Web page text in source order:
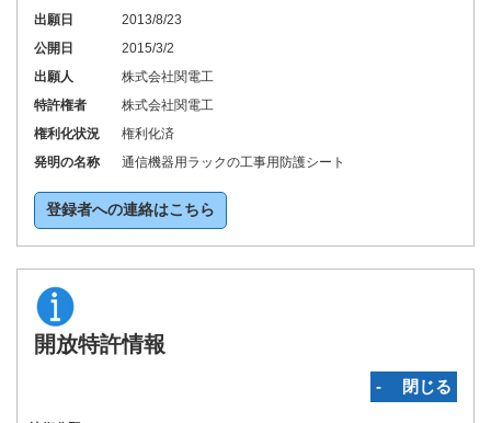
出願日
2013/8/23
公開日
2015/3/2
出願人
株式会社関電工
特許権者
株式会社関電工
権利化状況
権利化済
発明の名称
通信機器用ラックの工事用防護シート
登録者への連絡はこちら
開放特許情報
‐ 閉じる